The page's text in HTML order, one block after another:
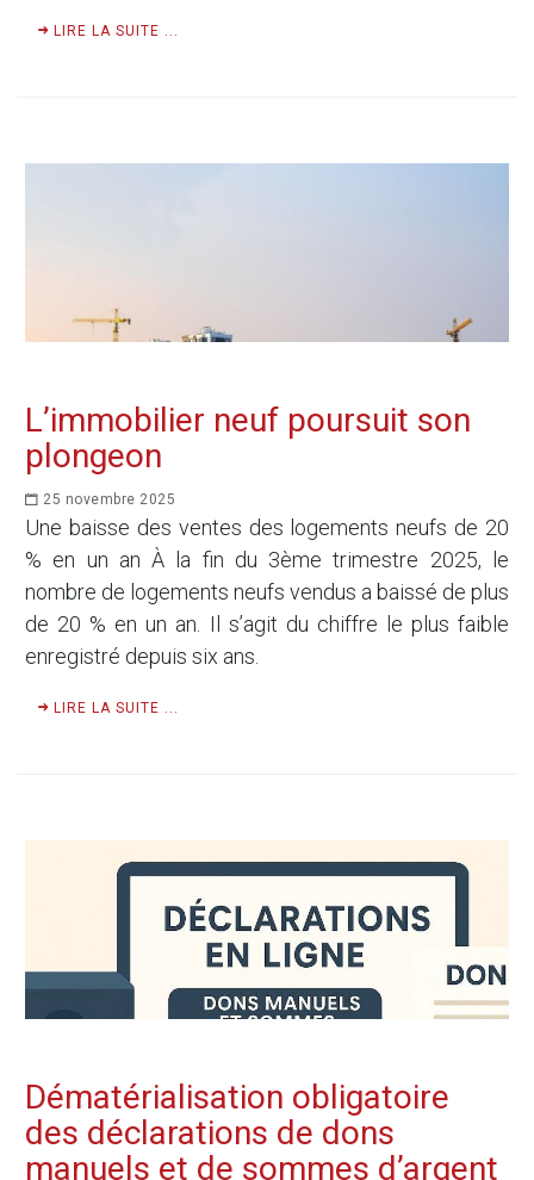
LIRE LA SUITE ...
L’immobilier neuf poursuit son
plongeon
25 novembre 2025
Une baisse des ventes des logements neufs de 20
% en un an À la fin du 3ème trimestre 2025, le
nombre de logements neufs vendus a baissé de plus
de 20 % en un an. Il s’agit du chiffre le plus faible
enregistré depuis six ans.
LIRE LA SUITE ...
Dématérialisation obligatoire
des déclarations de dons
manuels et de sommes d’argent